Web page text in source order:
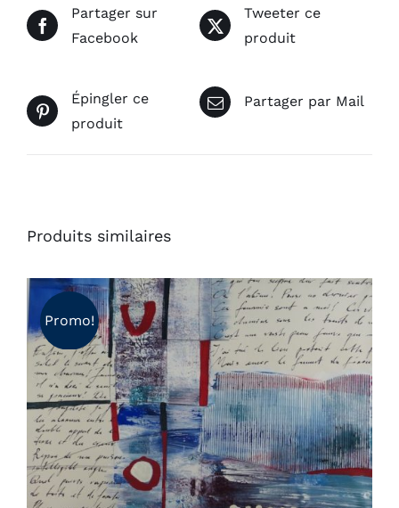
Partager sur
Facebook
Tweeter ce
produit
Épingler ce
produit
Partager par Mail
Produits similaires
Promo!
AJOUTER AU PANIER
/
DÉTAILS